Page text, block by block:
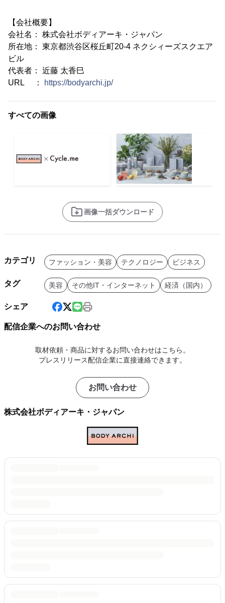
【会社概要】
会社名： 株式会社ボディアーキ・ジャパン
所在地： 東京都渋谷区桜丘町20-4 ネクシィーズスクエア
ビル
代表者： 近藤 太香巳
URL ：
https://bodyarchi.jp/
すべての画像
画像一括ダウンロード
カテゴリ ファッション・美容 テクノロジー ビジネス
タグ 美容 その他IT・インターネット 経済（国内）
シェア
配信企業へのお問い合わせ
取材依頼・商品に対するお問い合わせはこちら。
プレスリリース配信企業に直接連絡できます。
お問い合わせ
株式会社ボディアーキ・ジャパン